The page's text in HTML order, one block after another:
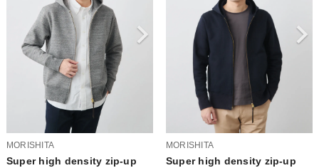
MORISHITA
Super high density zip-up
MORISHITA
Super high density zip-up